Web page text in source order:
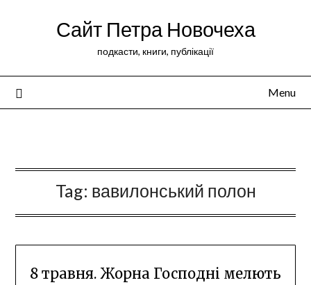
Сайт Петра Новочеха
подкасти, книги, публікації
Menu
Tag: вавилонський полон
8 травня. Жорна Господні мелють